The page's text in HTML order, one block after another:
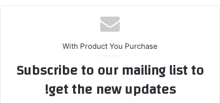
الوي
ب
With Product You Purchase
Subscribe to our mailing list to
get the new updates!